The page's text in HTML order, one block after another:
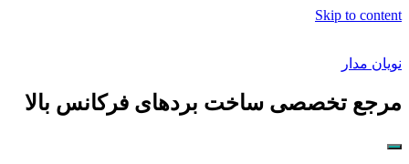
Skip to content
نویان مدار
مرجع تخصصی ساخت بردهای فرکانس بالا